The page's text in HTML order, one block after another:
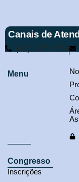
Canais de
(61) 3321-9563
Menu
Congresso
Inscrições